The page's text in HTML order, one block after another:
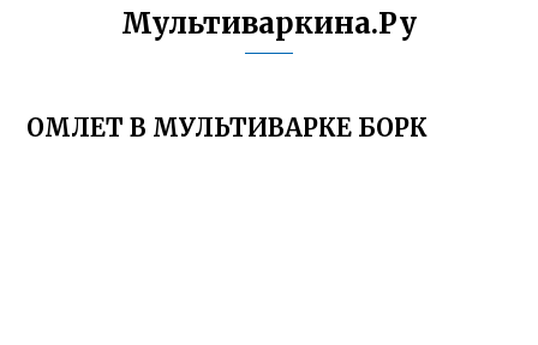
Мультиваркина.Ру
ОМЛЕТ В МУЛЬТИВАРКЕ БОРК